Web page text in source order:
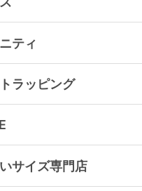
ティ
ラッピング
サイズ専門店